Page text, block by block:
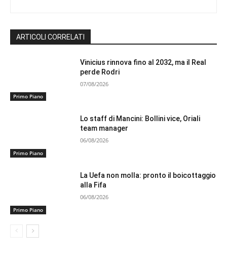
ARTICOLI CORRELATI
Primo Piano
Vinicius rinnova fino al 2032, ma il Real
perde Rodri
07/08/2026
Primo Piano
Lo staff di Mancini: Bollini vice, Oriali
team manager
06/08/2026
Primo Piano
La Uefa non molla: pronto il boicottaggio
alla Fifa
06/08/2026